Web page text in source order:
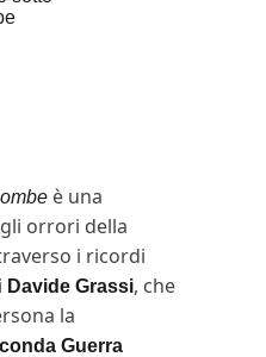
è una
orrori della
i ricordi
Davide Grassi, che
la
Guerra